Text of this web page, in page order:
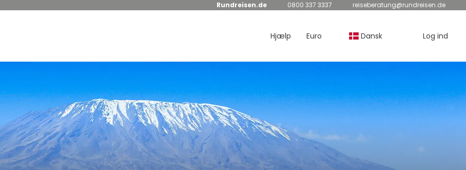
Rundreisen.de 0800 337 3337 reiseberatung@rundreisen.de
Hjælp Euro Dansk Log ind